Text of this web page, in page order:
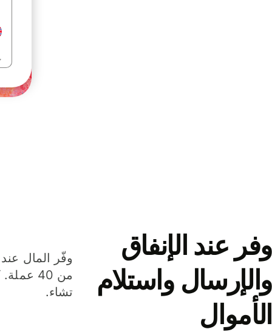
وفر عند الإنفاق
والإرسال واستلام
الأموال
وفّر المال عند
من 40
تشاء.